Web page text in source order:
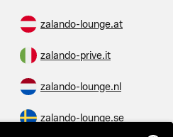
zalando-lounge.at
zalando-prive.it
zalando-lounge.nl
zalando-lounge.se